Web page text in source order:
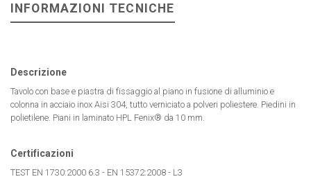
INFORMAZIONI TECNICHE
Descrizione
Tavolo con base e piastra di fissaggio al piano in fusione di alluminio e
colonna in acciaio inox Aisi 304, tutto verniciato a polveri poliestere. Piedini in
polietilene. Piani in laminato HPL Fenix® da 10 mm.
Certificazioni
TEST EN 1730:2000 6.3 - EN 15372:2008 - L3